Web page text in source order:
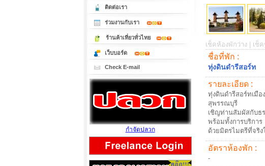
เช็คห้องพักว่าง | เช็
ชื่อที่พัก :
ทุ่งดินดำรีสอร์ท
รายละเอียด :
ทุ่งดินดำรีสอร์ทเมื
สุพรรณบุรี
เชิญท่านสัมผัสกับ
พร้อมทั้งการบริการ
ด้วยมิตรไมตรีที่จริ
อัตราห้องพัก :
-
ติดต่อเรา
ร่วมงานกับเรา
ร้านค้าเที่ยวทั่วไทย
เว็บบอร์ด
Check E-mail
กำจัดปลวก